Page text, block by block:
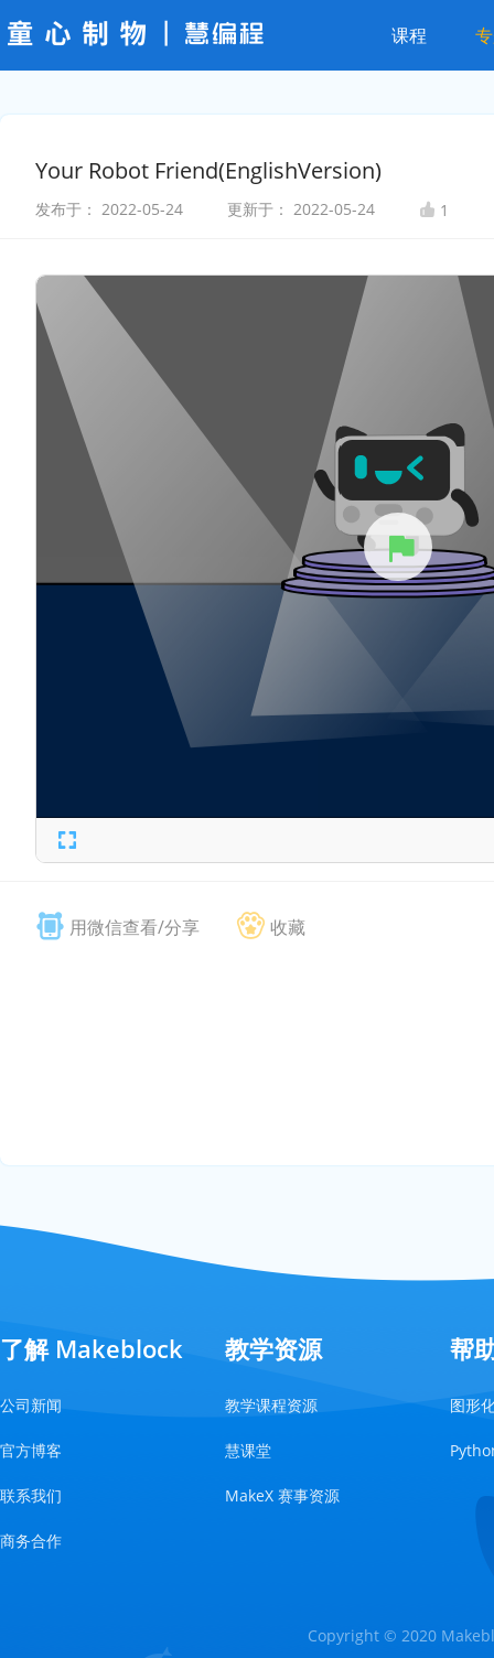
课程
Your Robot Friend(EnglishVersion)
发布于： 2022-05-24 更新于： 2022-05-24 1
用微信查看/分享 收藏
了解 Makeblock
公司新闻
官方博客
联系我们
商务合作
教学资源
教学课程资源
慧课堂
MakeX 赛事资源
帮
图形
Copyright © 2020